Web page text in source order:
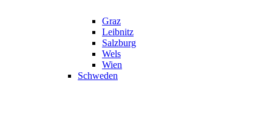
Graz
Leibnitz
Salzburg
Wels
Wien
Schweden